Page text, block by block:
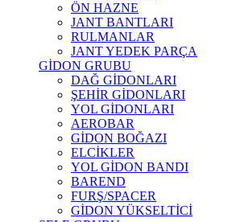
ÖN HAZNE
JANT BANTLARI
RULMANLAR
JANT YEDEK PARÇA
GİDON GRUBU
DAĞ GİDONLARI
ŞEHİR GİDONLARI
YOL GİDONLARI
AEROBAR
GİDON BOĞAZI
ELCİKLER
YOL GİDON BANDI
BAREND
FURŞ/SPACER
GİDON YÜKSELTİCİ